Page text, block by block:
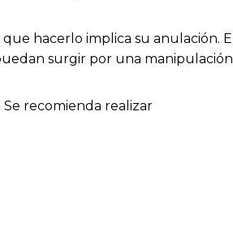
hacerlo implica su anulación. El
surgir por una manipulación
recomienda realizar